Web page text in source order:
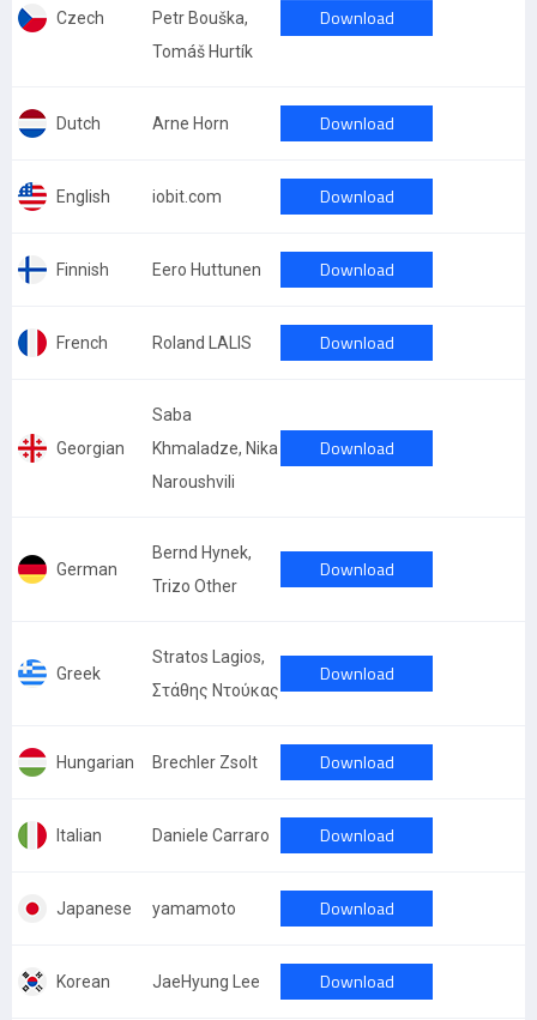
Czech
Petr Bouška,
Tomáš Hurtík
Download
Dutch Arne Horn Download
English iobit.com Download
Finnish Eero Huttunen Download
French Roland LALIS Download
Georgian
Saba
Khmaladze, Nika
Naroushvili
Download
German
Bernd Hynek,
Trizo Other
Download
Greek
Stratos Lagios,
Στάθης Ντούκας
Download
Hungarian Brechler Zsolt Download
Italian Daniele Carraro Download
Japanese yamamoto Download
Korean JaeHyung Lee Download